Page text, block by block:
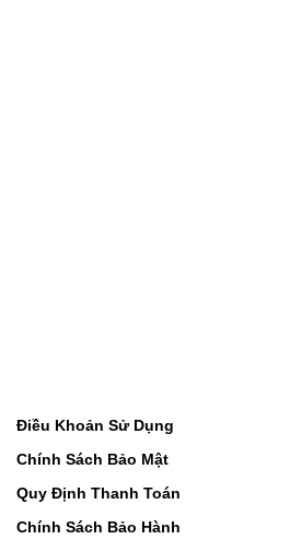
Điều Khoản Sử Dụng
Chính Sách Bảo Mật
Quy Định Thanh Toán
Chính Sách Bảo Hành